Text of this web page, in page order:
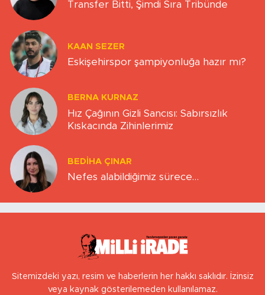
Transfer Bitti, Şimdi Sıra Tribünde
KAAN SEZER
Eskişehirspor şampiyonluğa hazır mı?
BERNA KURNAZ
Hız Çağının Gizli Sancısı: Sabırsızlık
Kıskacında Zihinlerimiz
BEDIHA ÇINAR
Nefes alabildiğimiz sürece…
Sitemizdeki yazı, resim ve haberlerin her hakkı saklıdır. İzinsiz
veya kaynak gösterilemeden kullanılamaz.